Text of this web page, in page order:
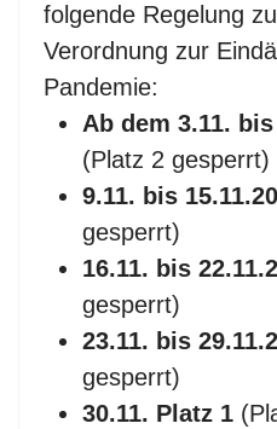
folgende Regelung
Verordnung zur
Pandemie:
Ab dem 3.11.
(Platz 2 gesperrt)
9.11. bis
gesperrt)
16.11. bis
gesperrt)
23.11. bis
gesperrt)
30.11. Platz 1